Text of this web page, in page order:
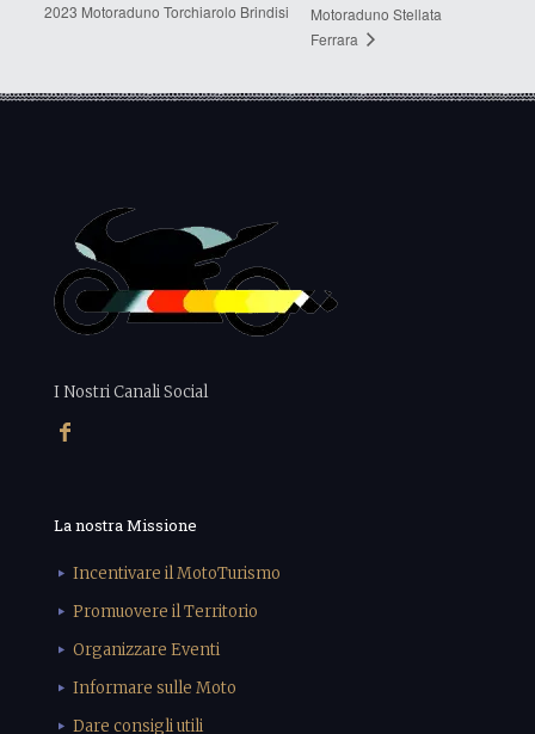
2023 Motoraduno Torchiarolo Brindisi
Motoraduno Stellata
Ferrara
I Nostri Canali Social
La nostra Missione
Incentivare il MotoTurismo
Promuovere il Territorio
Organizzare Eventi
Informare sulle Moto
Dare consigli utili